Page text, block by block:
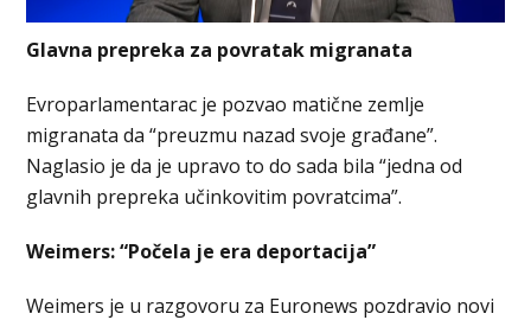
Glavna prepreka za povratak migranata
Evroparlamentarac je pozvao matične zemlje
migranata da “preuzmu nazad svoje građane”.
Naglasio je da je upravo to do sada bila “jedna od
glavnih prepreka učinkovitim povratcima”.
Weimers: “Počela je era deportacija”
Weimers je u razgovoru za Euronews pozdravio novi